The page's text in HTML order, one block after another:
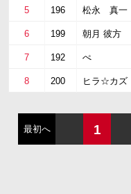
5 196 松永 真一
6 199 朝月 彼方
7 192 ぺ
8 200 ヒラ☆カズ
最初へ 1